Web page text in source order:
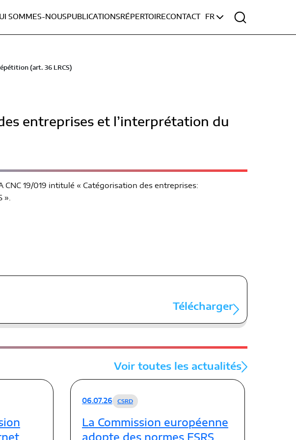
SOMMES-NOUS PUBLICATIONS RÉPERTOIRECONTACT FR
(art. 36 LRCS)
entreprises et l’interprétation du
19/019 intitulé « Catégorisation des entreprises:
».
Télécharger
Voir toutes les actualités
06.07.26 CSRD
La Commission européenne
adopte des normes ESRS